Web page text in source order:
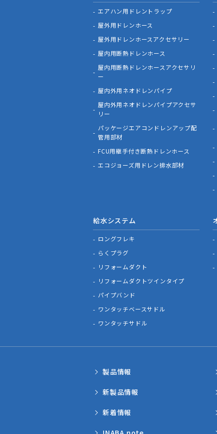
エアハン用ドレントラップ
屋外用ドレンホース
屋外用ドレンホースアクセサリー
屋内用断熱ドレンホース
屋内用断熱ドレンホースアクセサリ
ー
屋内外用ネオドレンパイプ
屋内外用ネオドレンパイプアクセサ
リー
パッケージエアコンドレンアップ配
管用部材
FCU用継手付き断熱ドレンホース
エコジョーズ用ドレン排水部材
給水システム
ロングフレキ
らくプラグ
リフォームダクト
リフォームダクトツインタイプ
パイプバンド
ワンタッチベースサドル
ワンタッチサドル
製品情報
新製品情報
新着情報